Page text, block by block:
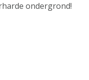
ondergrond!